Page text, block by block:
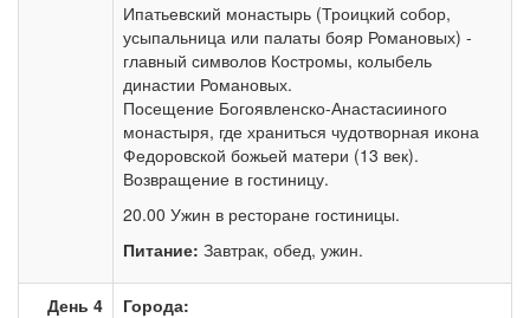
Ипатьевский монастырь (Троицкий собор,
усыпальница или палаты бояр Романовых) -
главный символов Костромы, колыбель
династии Романовых.
Посещение Богоявленско-Анастасииного
монастыря, где храниться чудотворная икона
Федоровской божьей матери (13 век).
Возвращение в гостиницу.
20.00 Ужин в ресторане гостиницы.
Питание: Завтрак, обед, ужин.
День 4
Города: